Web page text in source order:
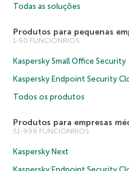
Todas as soluções
Produtos para pequenas
1-50 FUNCIONRIOS
Kaspersky Small Office Security
Kaspersky Endpoint Security
Todos os produtos
Produtos para empresas
51-999 FUNCIONRIOS
Kaspersky Next